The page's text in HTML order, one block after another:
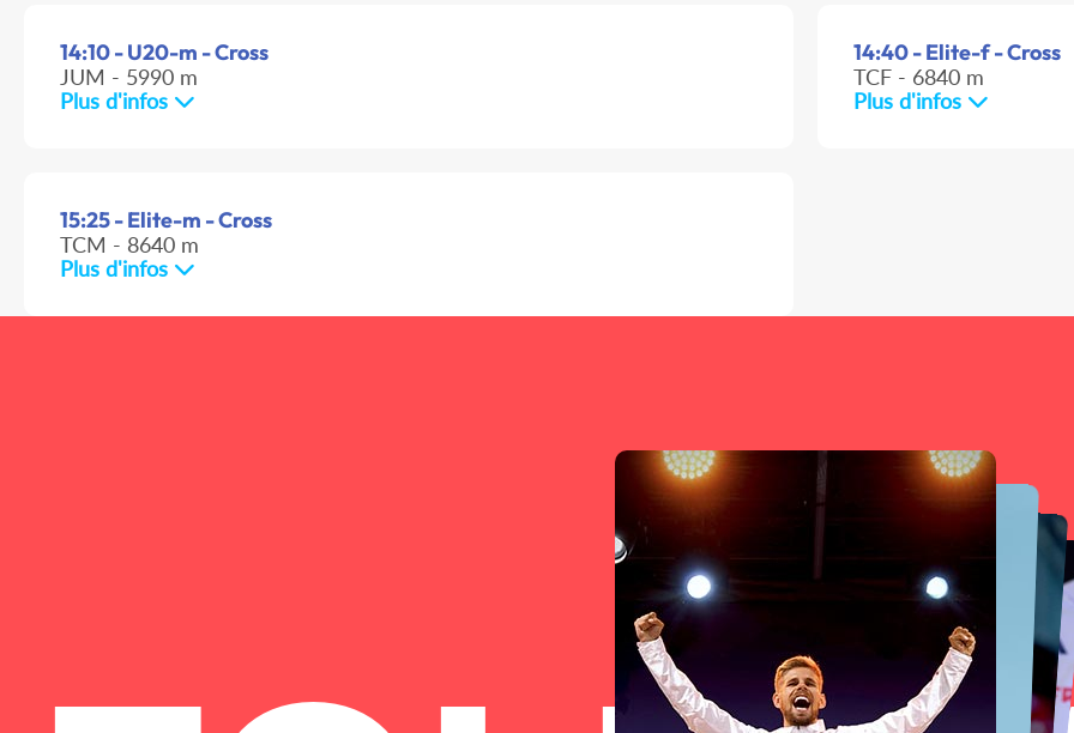
14:10 - U20-m - Cross
JUM - 5990 m
Plus d'infos
14:40 - Elite-f - Cross
TCF - 6840 m
Plus d'infos
15:25 - Elite-m - Cross
TCM - 8640 m
Plus d'infos